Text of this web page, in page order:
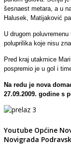
šesnaest metara, a u
Halusek, Matijaković
U drugom
poluprilika koje nisu
Pred kraj utakmice
pospremio je u gol i
Na redu je nova
27.09.2009. godine s
Youtube Općine
Novigrada